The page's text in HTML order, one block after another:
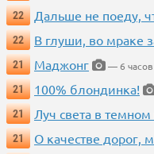
22
Дальше не поеду,
22
В глуши, во мраке
21
Маджонг
— 6
21
100% блондинка!
21
Луч света в темном
21
О качестве дорог,